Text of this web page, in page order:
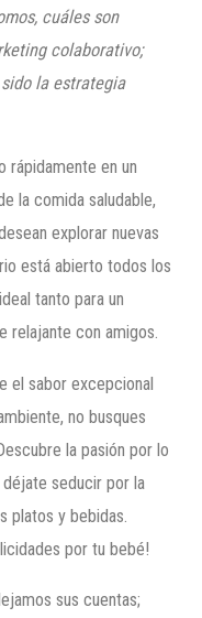
cuáles son
colaborativo;
la estrategia
rápidamente en un
la comida saludable,
explorar nuevas
está abierto todos los
tanto para un
relajante con amigos.
el sabor excepcional
no busques
la pasión por lo
seducir por la
platos y bebidas.
por tu bebé!
sus cuentas;